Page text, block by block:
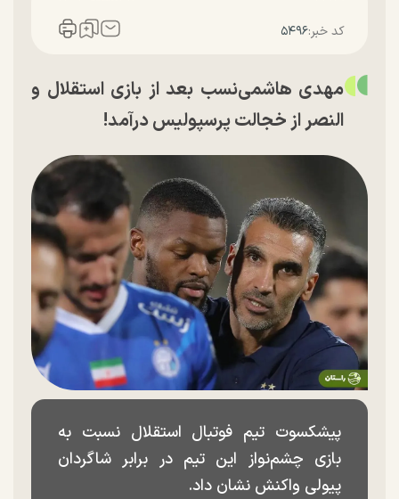
کد خبر:۵۴۹۶
مهدی هاشمی‌نسب بعد از بازی استقلال و
النصر از خجالت پرسپولیس درآمد!
پیشکسوت تیم فوتبال استقلال نسبت به
بازی چشم‌نواز این تیم در برابر شاگردان
پیولی واکنش نشان داد.